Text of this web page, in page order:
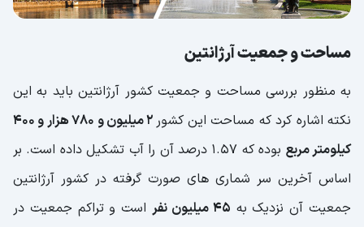
مساحت و جمعیت آرژانتین
به منظور بررسی مساحت و جمعیت کشور آرژانتین باید به این
نکته اشاره کرد که مساحت این کشور
2 میلیون و ۷۸۰ هزار و ۴۰۰
کیلومتر مربع
بوده که ۱.۵۷ درصد آن را آب تشکیل داده است. بر
اساس آخرین سر شماری های صورت گرفته در کشور آرژانتین
جمعیت آن نزدیک به ۴۵ میلیون نفر
است و تراکم جمعیت در